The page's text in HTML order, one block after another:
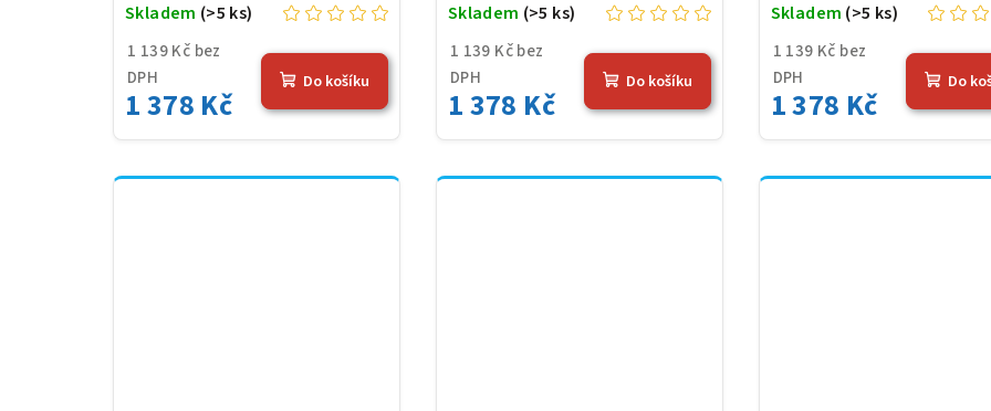
1 139 Kč bez
DPH
1 378 Kč
Skladem (>5 ks)
Do košíku
1 139 Kč bez
DPH
1 378 Kč
Skladem (>5 ks)
Do košíku
1 139 Kč bez
DPH
1 378 Kč
Skladem (>5 ks)
Do